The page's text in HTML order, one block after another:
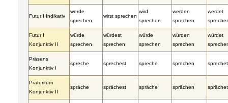
Futur I Indikativ
werde
sprechen
wirst sprechen
wird
sprechen
werden
sprechen
werdet
Futur I
Konjunktiv II
würde
sprechen
würdest
sprechen
würde
sprechen
würden
sprechen
würdet
Präsens
Konjunktiv I
spreche sprechest spreche sprechen sprechet
Präteritum
Konjunktiv II
spräche sprächest spräche sprächen sprächet